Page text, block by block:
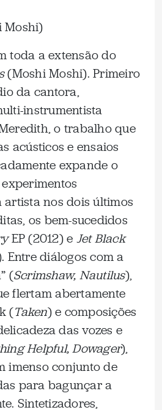
Moshi)
toda a extensão do
(Moshi Moshi). Primeiro
da cantora,
instrumentista
o trabalho que
acústicos e ensaios
expande o
nos dois últimos
os bem-sucedidos
EP (2012) e Jet Black
Entre diálogos com a
(Scrimshaw, Nautilus),
flertam abertamente
(Taken) e composições
das vozes e
Helpful, Dowager),
imenso conjunto de
para bagunçar a
Sintetizadores,